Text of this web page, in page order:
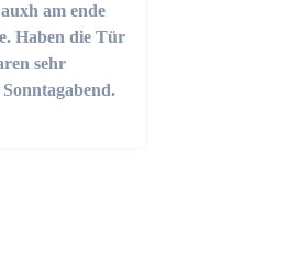
am ende
Haben die Tür
sehr